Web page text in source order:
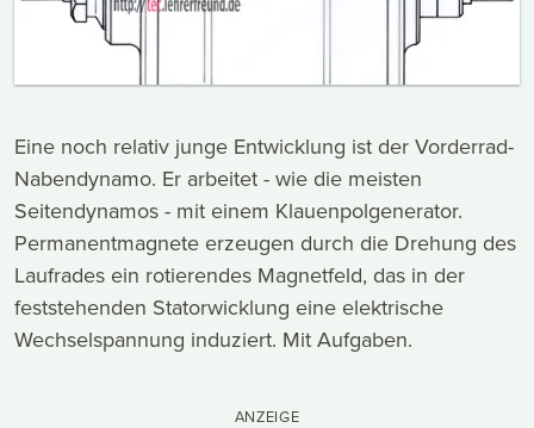
Eine noch relativ junge Entwicklung ist der Vorderrad-
Nabendynamo. Er arbeitet - wie die meisten
Seitendynamos - mit einem Klauenpolgenerator.
Permanentmagnete erzeugen durch die Drehung des
Laufrades ein rotierendes Magnetfeld, das in der
feststehenden Statorwicklung eine elektrische
Wechselspannung induziert. Mit Aufgaben.
ANZEIGE